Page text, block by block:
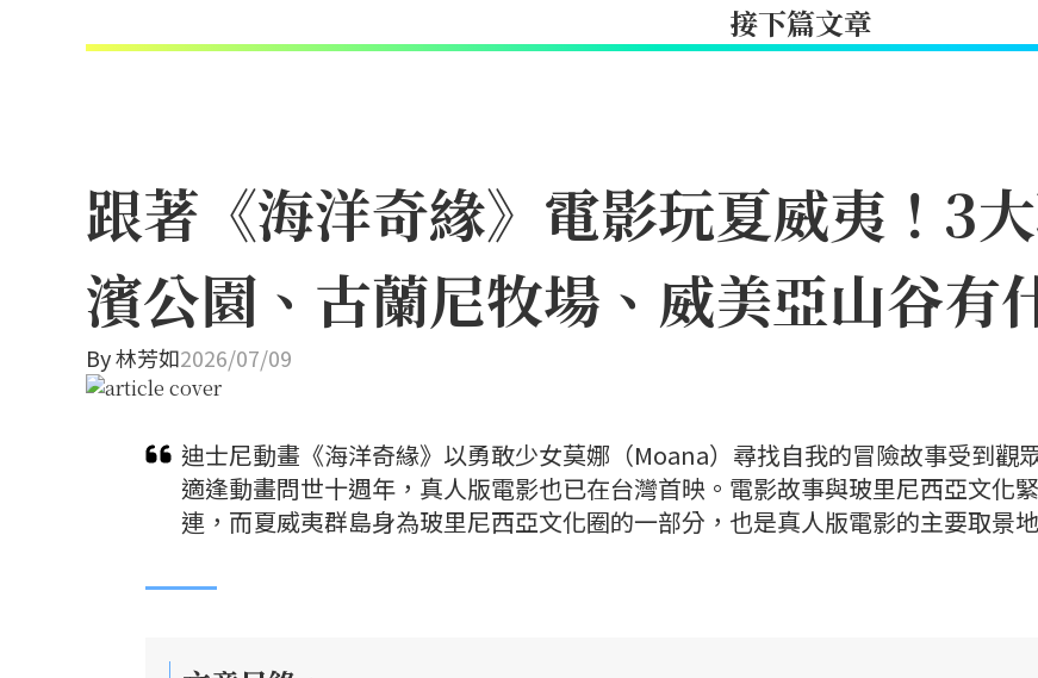
接下篇文章
跟著《海洋奇緣》電影玩夏威夷！3
濱公園、古蘭尼牧場、威美亞山谷有
By林芳如2026/07/09
迪士尼動畫《海洋奇緣》以勇敢少女莫娜（Moana）尋找自我的冒險故事受到觀
適逢動畫問世十週年，真人版電影也已在台灣首映。電影故事與玻里尼西亞文化
連，而夏威夷群島身為玻里尼西亞文化圈的一部分，也是真人版電影的主要取景地